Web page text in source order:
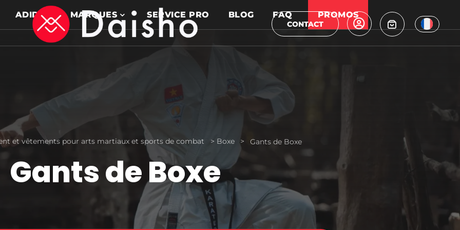
CONTACT
ADIDAS MARQUES SERVICE PRO BLOG FAQ PROMOS
Gants de Boxe
et vêtements pour arts martiaux et sports de combat > Boxe > Gants de Boxe